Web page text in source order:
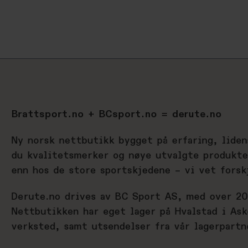
Brattsport.no + BCsport.no = derute.no
Ny norsk nettbutikk bygget på erfaring,
du kvalitetsmerker og nøye utvalgte
enn hos de store sportskjedene – vi vet
Derute.no drives av BC Sport AS, med
Nettbutikken har eget lager på Hvalstad i
verksted, samt utsendelser fra vår